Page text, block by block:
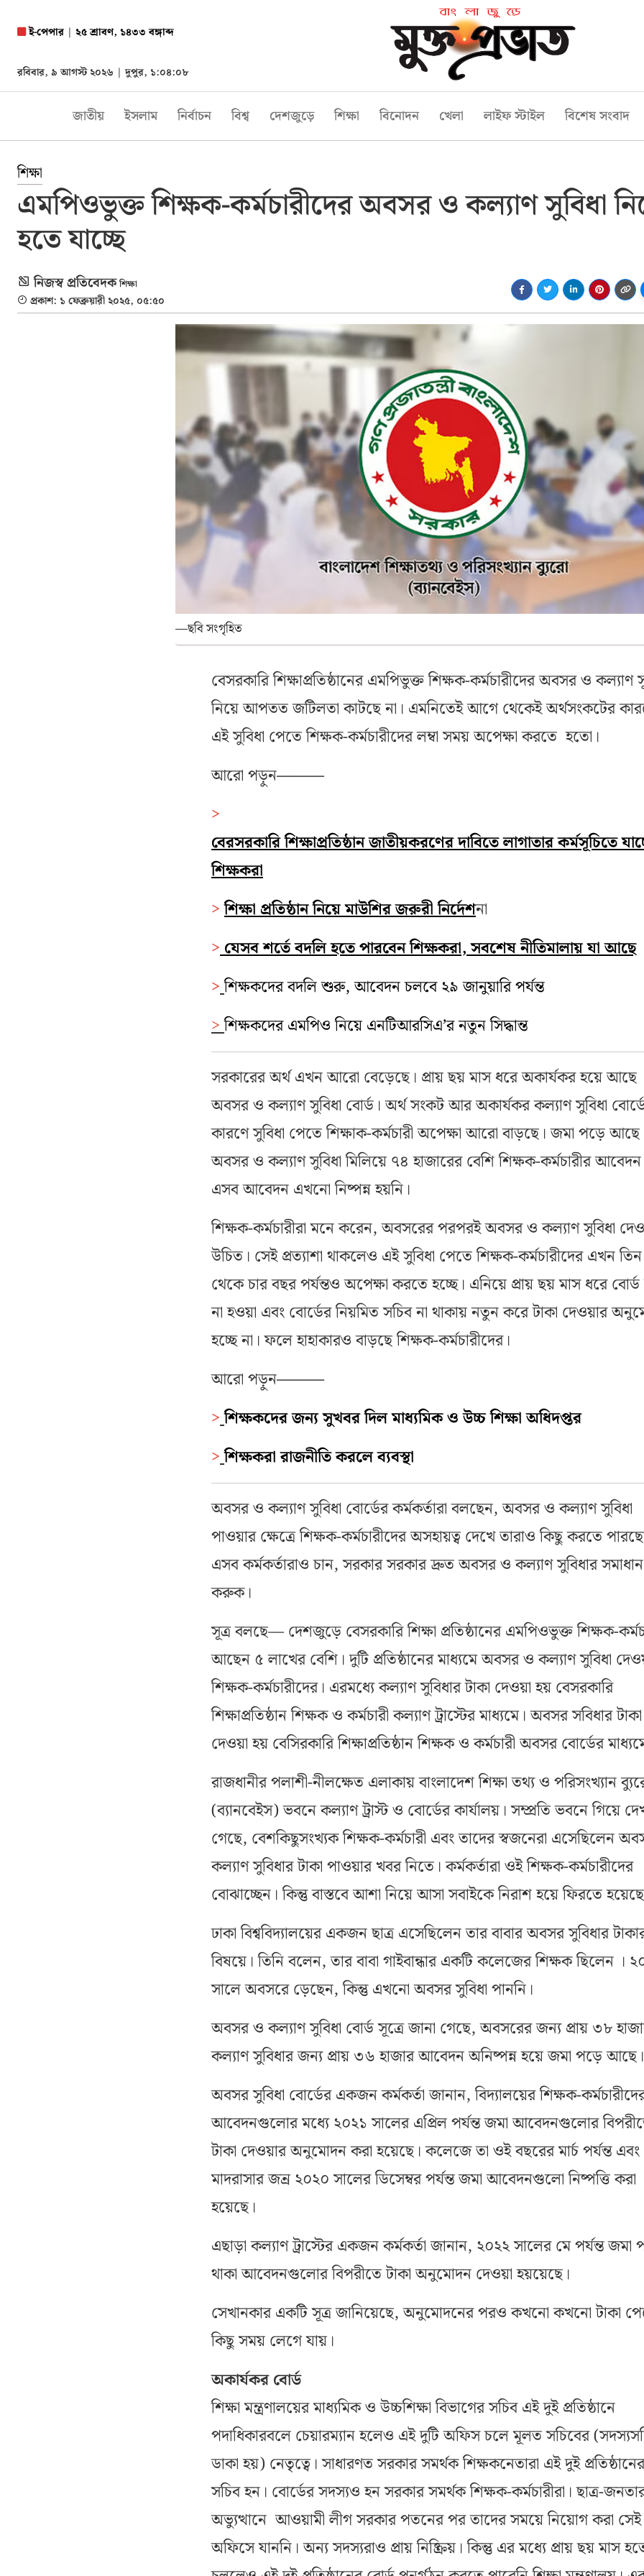
ই-পেপার| ২৫ শ্রাবণ, ১৪৩৩ বঙ্গাব্দ
রবিবার, ৯ আগস্ট ২০২৬ |দুপুর, ১:০৪:০৯
জাতীয় ইসলাম নির্বাচন বিশ্ব দেশজুড়ে শিক্ষা বিনোদন খেলা লাইফ স্টাইল বিশেষ সংবাদ
শিক্ষা
এমপিওভুক্ত শিক্ষক-কর্মচারীদের অবসর ও কল্যাণ সুবিধা
হতে যাচ্ছে
নিজস্ব প্রতিবেদক শিক্ষা
প্রকাশ: ১ ফেব্রুয়ারী ২০২৫, ০৫:৫০
—ছবি সংগৃহিত
বেসরকারি শিক্ষাপ্রতিষ্ঠানের এমপিভুক্ত শিক্ষক-কর্মচারীদের অবসর ও কল্যাণ
নিয়ে আপতত জটিলতা কাটছে না। এমনিতেই আগে থেকেই অর্থসংকটের
এই সুবিধা পেতে শিক্ষক-কর্মচারীদের লম্বা সময় অপেক্ষা করতে হতো।
আরো পড়ুন———
>
বেরসরকারি শিক্ষাপ্রতিষ্ঠান জাতীয়করণের দাবিতে লাগাতার কর্মসূচিতে
শিক্ষকরা
> শিক্ষা প্রতিষ্ঠান নিয়ে মাউশির জরুরী নির্দেশনা
>যেসব শর্তে বদলি হতে পারবেন শিক্ষকরা, সবশেষ নীতিমালায় যা আছে
> শিক্ষকদের বদলি শুরু, আবেদন চলবে ২৯ জানুয়ারি পর্যন্ত
>শিক্ষকদের এমপিও নিয়ে এনটিআরসিএ’র নতুন সিদ্ধান্ত
সরকারের অর্থ এখন আরো বেড়েছে। প্রায় ছয় মাস ধরে অকার্যকর হয়ে আছে
অবসর ও কল্যাণ সুবিধা বোর্ড। অর্থ সংকট আর অকার্যকর কল্যাণ সুবিধা
কারণে সুবিধা পেতে শিক্ষাক-কর্মচারী অপেক্ষা আরো বাড়ছে। জমা পড়ে আছে
অবসর ও কল্যাণ সুবিধা মিলিয়ে ৭৪ হাজারের বেশি শিক্ষক-কর্মচারীর
এসব আবেদন এখনো নিষ্পন্ন হয়নি।
শিক্ষক-কর্মচারীরা মনে করেন, অবসরের পরপরই অবসর ও কল্যাণ সুবিধা
উচিত। সেই প্রত্যাশা থাকলেও এই সুবিধা পেতে শিক্ষক-কর্মচারীদের এখন তিন
থেকে চার বছর পর্যন্তও অপেক্ষা করতে হচ্ছে। এনিয়ে প্রায় ছয় মাস ধরে
না হওয়া এবং বোর্ডের নিয়মিত সচিব না থাকায় নতুন করে টাকা দেওয়ার
হচ্ছে না। ফলে হাহাকারও বাড়ছে শিক্ষক-কর্মচারীদের।
আরো পড়ুন———
> শিক্ষকদের জন্য সুখবর দিল মাধ্যমিক ও উচ্চ শিক্ষা অধিদপ্তর
> শিক্ষকরা রাজনীতি করলে ব্যবস্থা
অবসর ও কল্যাণ সুবিধা বোর্ডের কর্মকর্তারা বলছেন, অবসর ও কল্যাণ সুবিধা
পাওয়ার ক্ষেত্রে শিক্ষক-কর্মচারীদের অসহায়ত্ব দেখে তারাও কিছু করতে
এসব কর্মকর্তারাও চান, সরকার সরকার দ্রুত অবসর ও কল্যাণ সুবিধার সমাধান
করুক।
সূত্র বলছে— দেশজুড়ে বেসরকারি শিক্ষা প্রতিষ্ঠানের এমপিওভুক্ত শিক্ষক-
আছেন ৫ লাখের বেশি। দুটি প্রতিষ্ঠানের মাধ্যমে অবসর ও কল্যাণ সুবিধা
শিক্ষক-কর্মচারীদের। এরমধ্যে কল্যাণ সুবিধার টাকা দেওয়া হয় বেসরকারি
শিক্ষাপ্রতিষ্ঠান শিক্ষক ও কর্মচারী কল্যাণ ট্রাস্টের মাধ্যমে। অবসর সবিধার টাকা
দেওয়া হয় বেসিরকারি শিক্ষাপ্রতিষ্ঠান শিক্ষক ও কর্মচারী অবসর বোর্ডের
রাজধানীর পলাশী-নীলক্ষেত এলাকায় বাংলাদেশ শিক্ষা তথ্য ও পরিসংখ্যান
(ব্যানবেইস) ভবনে কল্যাণ ট্রাস্ট ও বোর্ডের কার্যালয়। সম্প্রতি ভবনে গিয়ে
গেছে, বেশকিছুসংখ্যক শিক্ষক-কর্মচারী এবং তাদের স্বজনেরা এসেছিলেন
কল্যাণ সুবিধার টাকা পাওয়ার খবর নিতে। কর্মকর্তারা ওই শিক্ষক-কর্মচারীদের
বোঝাচ্ছেন। কিন্তু বাস্তবে আশা নিয়ে আসা সবাইকে নিরাশ হয়ে ফিরতে
ঢাকা বিশ্ববিদ্যালয়ের একজন ছাত্র এসেছিলেন তার বাবার অবসর সুবিধার
বিষয়ে। তিনি বলেন, তার বাবা গাইবান্ধার একটি কলেজের শিক্ষক ছিলেন ।
সালে অবসরে ড়েছেন, কিন্তু এখনো অবসর সুবিধা পাননি।
অবসর ও কল্যাণ সুবিধা বোর্ড সূত্রে জানা গেছে, অবসরের জন্য প্রায় ৩৮
কল্যাণ সুবিধার জন্য প্রায় ৩৬ হাজার আবেদন অনিষ্পন্ন হয়ে জমা পড়ে আছে।
অবসর সুবিধা বোর্ডের একজন কর্মকর্তা জানান, বিদ্যালয়ের শিক্ষক-
আবেদনগুলোর মধ্যে ২০২১ সালের এপ্রিল পর্যন্ত জমা আবেদনগুলোর
টাকা দেওয়ার অনুমোদন করা হয়েছে। কলেজে তা ওই বছরের মার্চ পর্যন্ত এবং
মাদরাসার জন্র ২০২০ সালের ডিসেম্বর পর্যন্ত জমা আবেদনগুলো নিষ্পত্তি করা
হয়েছে।
এছাড়া কল্যাণ ট্রাস্টের একজন কর্মকর্তা জানান, ২০২২ সালের মে পর্যন্ত জমা
থাকা আবেদনগুলোর বিপরীতে টাকা অনুমোদন দেওয়া হয়য়েছে।
সেখানকার একটি সূত্র জানিয়েছে, অনুমোদনের পরও কখনো কখনো টাকা
কিছু সময় লেগে যায়।
অকার্যকর বোর্ড
শিক্ষা মন্ত্রণালয়ের মাধ্যমিক ও উচ্চশিক্ষা বিভাগের সচিব এই দুই প্রতিষ্ঠানে
পদাধিকারবলে চেয়ারম্যান হলেও এই দুটি অফিস চলে মূলত সচিবের
ডাকা হয়) নেতৃত্বে। সাধারণত সরকার সমর্থক শিক্ষকনেতারা এই দুই প্রতিষ্ঠানের
সচিব হন। বোর্ডের সদস্যও হন সরকার সমর্থক শিক্ষক-কর্মচারীরা। ছাত্র-
অভ্যুত্থানে আওয়ামী লীগ সরকার পতনের পর তাদের সময়ে নিয়োগ করা সেই
অফিসে যাননি। অন্য সদস্যরাও প্রায় নিষ্ক্রিয়। কিন্তু এর মধ্যে প্রায় ছয় মাস